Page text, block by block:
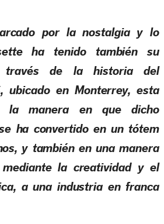
por la nostalgia y lo
ha tenido también su
través de la historia del
ubicado en Monterrey, esta
la manera en que dicho
ha convertido en un tótem
y también en una manera
la creatividad y el
a una industria en franca